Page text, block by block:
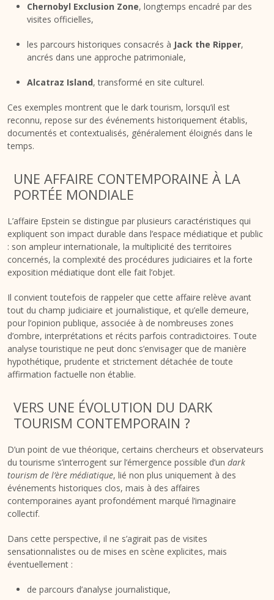
Chernobyl Exclusion Zone, longtemps encadré par des
visites officielles,
les parcours historiques consacrés à Jack the Ripper,
ancrés dans une approche patrimoniale,
Alcatraz Island, transformé en site culturel.
Ces exemples montrent que le dark tourism, lorsqu’il est
reconnu, repose sur des événements historiquement établis,
documentés et contextualisés, généralement éloignés dans le
temps.
UNE AFFAIRE CONTEMPORAINE À LA
PORTÉE MONDIALE
L’affaire Epstein se distingue par plusieurs caractéristiques qui
expliquent son impact durable dans l’espace médiatique et public
: son ampleur internationale, la multiplicité des territoires
concernés, la complexité des procédures judiciaires et la forte
exposition médiatique dont elle fait l’objet.
Il convient toutefois de rappeler que cette affaire relève avant
tout du champ judiciaire et journalistique, et qu’elle demeure,
pour l’opinion publique, associée à de nombreuses zones
d’ombre, interprétations et récits parfois contradictoires. Toute
analyse touristique ne peut donc s’envisager que de manière
hypothétique, prudente et strictement détachée de toute
affirmation factuelle non établie.
VERS UNE ÉVOLUTION DU DARK
TOURISM CONTEMPORAIN ?
D’un point de vue théorique, certains chercheurs et observateurs
du tourisme s’interrogent sur l’émergence possible d’un dark
tourism de l’ère médiatique, lié non plus uniquement à des
événements historiques clos, mais à des affaires
contemporaines ayant profondément marqué l’imaginaire
collectif.
Dans cette perspective, il ne s’agirait pas de visites
sensationnalistes ou de mises en scène explicites, mais
éventuellement :
de parcours d’analyse journalistique,